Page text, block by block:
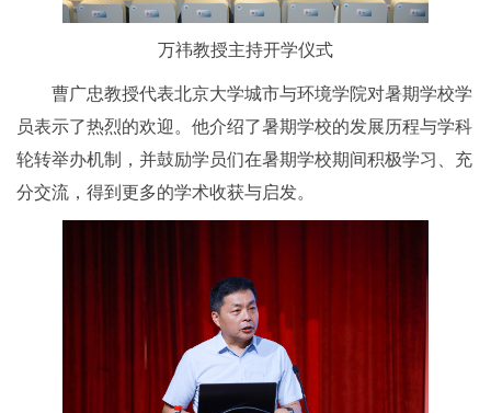
万祎教授主持开学仪式
曹广忠教授代表北京大学城市与环境学院对暑期学校学
员表示了热烈的欢迎。他介绍了暑期学校的发展历程与学科
轮转举办机制，并鼓励学员们在暑期学校期间积极学习、充
分交流，得到更多的学术收获与启发。